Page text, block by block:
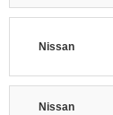
Nissan
Nissan